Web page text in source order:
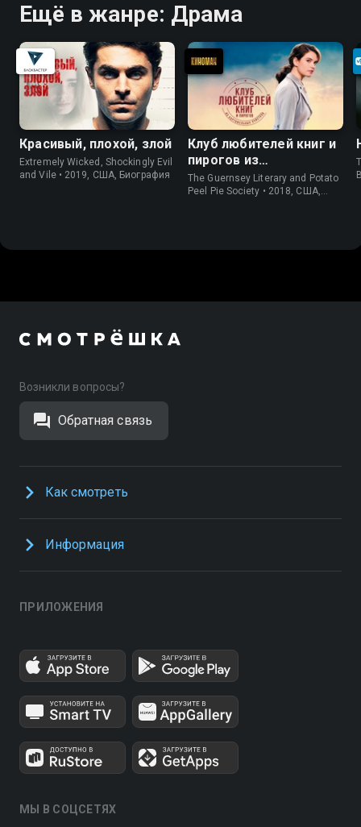
Ещё в жанре: Драма
Красивый, плохой, злой
Extremely Wicked, Shockingly Evil
and Vile • 2019, США, Биография
Клуб любителей книг и
пирогов из
картофельных
очистков
The Guernsey Literary and Potato
Peel Pie Society • 2018, США,
Возникли вопросы?
Обратная связь
Как смотреть
Информация
ПРИЛОЖЕНИЯ
МЫ В СОЦСЕТЯХ